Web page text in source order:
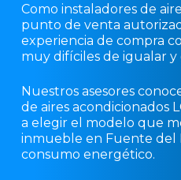
Como instaladores de
punto de venta
experiencia de compra
muy difíciles de igualar y
Nuestros asesores
de aires acondicionados
a elegir el modelo que
inmueble en Fuente del
consumo energético.